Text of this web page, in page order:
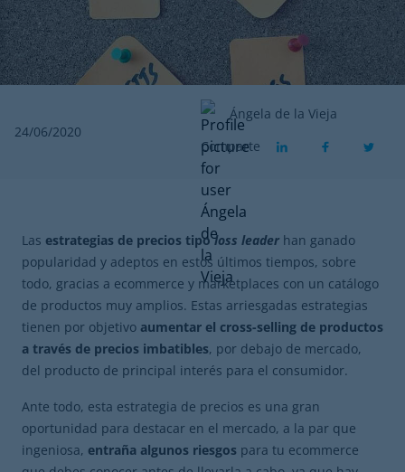
24/06/2020
Ángela de la Vieja
Comparte
Las estrategias de precios tipoloss leader han ganado
popularidad y adeptos en estos últimos tiempos, sobre
todo, gracias a ecommerce y marketplaces con un catálogo
de productos muy amplios. Estas arriesgadas estrategias
tienen por objetivo aumentar el cross-selling de productos
a través de precios imbatibles, por debajo de mercado,
del producto de principal interés para el consumidor.
Ante todo, esta estrategia de precios es una gran
oportunidad para destacar en el mercado, a la par que
ingeniosa, entraña algunos riesgos para tu ecommerce